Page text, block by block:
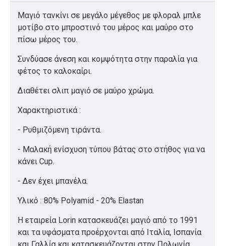
Μαγιό τανκίνι σε μεγάλο μέγεθος με φλοραλ μπλε
μοτίβο στο μπροστινό του μέρος και μαύρο στο
πίσω μέρος του.
Συνδύασε άνεση και κομψότητα στην παραλία για
φέτος το καλοκαίρι.
Διαθέτει σλιπ μαγιό σε μαύρο χρώμα.
Χαρακτηριστικά :
- Ρυθμιζόμενη τιράντα.
- Μαλακή ενίσχυση τύπου βάτας στο στήθος για να
κάνει Cup.
- Δεν έχει μπανέλα.
Υλικό : 80% Polyamid - 20% Elastan
Η εταιρεία Lorin κατασκευάζει μαγιό από το 1991
και τα υφάσματα προέρχονται από Ιταλία, Ισπανία